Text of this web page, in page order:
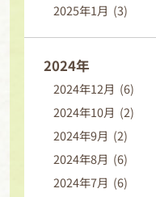
2025年1月 (3)
2024年
2024年12月 (6)
2024年10月 (2)
2024年9月 (2)
2024年8月 (6)
2024年7月 (6)